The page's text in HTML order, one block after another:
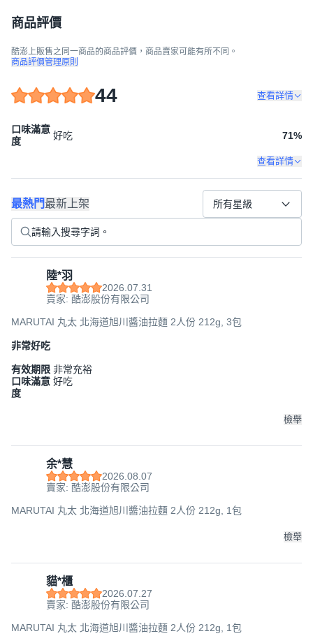
商品評價
酷澎上販售之同一商品的商品評價，商品賣家可能有所不同。
商品評價管理原則
44 查看詳情
口味滿意
度
好吃 71%
查看詳情
最熱門最新上架 所有星級
陸*羽
2026.07.31
賣家: 酷澎股份有限公司
MARUTAI 丸太 北海道旭川醬油拉麵 2人份 212g, 3包
非常好吃
有效期限 非常充裕
口味滿意
度
好吃
檢舉
余*慧
2026.08.07
賣家: 酷澎股份有限公司
MARUTAI 丸太 北海道旭川醬油拉麵 2人份 212g, 1包
檢舉
貓*櫃
2026.07.27
賣家: 酷澎股份有限公司
MARUTAI 丸太 北海道旭川醬油拉麵 2人份 212g, 1包